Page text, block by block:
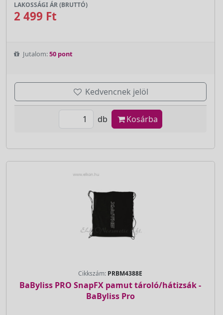
LAKOSSÁGI ÁR (BRUTTÓ)
2 499 Ft
Jutalom:50 pont
Kedvencnek jelöl
db Kosárba
Cikkszám: PRBM4388E
BaByliss PRO SnapFX pamut tároló/hátizsák -
BaByliss Pro